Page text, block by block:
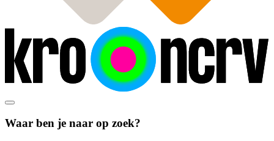
Waar ben je naar op zoek?